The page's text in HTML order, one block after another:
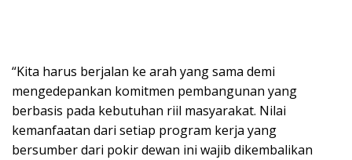
“Kita harus berjalan ke arah yang sama demi
mengedepankan komitmen pembangunan yang
berbasis pada kebutuhan riil masyarakat. Nilai
kemanfaatan dari setiap program kerja yang
bersumber dari pokir dewan ini wajib dikembalikan